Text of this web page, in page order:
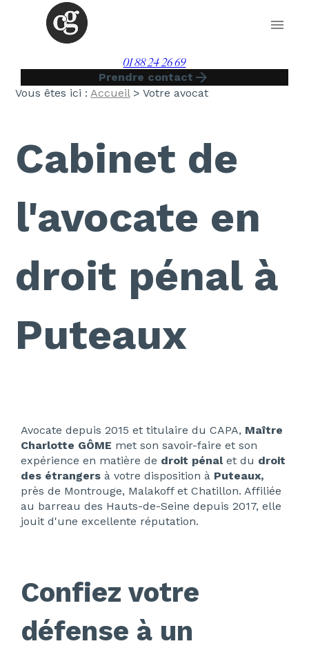
menu
01 88 24 26 69
Prendre contact arrow_forward
Vous êtes ici : Accueil> Votre avocat
Cabinet de
l'avocate en
droit pénal à
Puteaux
Avocate depuis 2015 et titulaire du CAPA, Maître
Charlotte GÔME met son savoir-faire et son
expérience en matière de droit pénalet du droit
des étrangersà votre disposition à Puteaux,
près de Montrouge, Malakoff et Chatillon. Affiliée
au barreau des Hauts-de-Seine depuis 2017, elle
jouit d'une excellente réputation.
Confiez votre
défense à un
Panneau de gestion des cookies